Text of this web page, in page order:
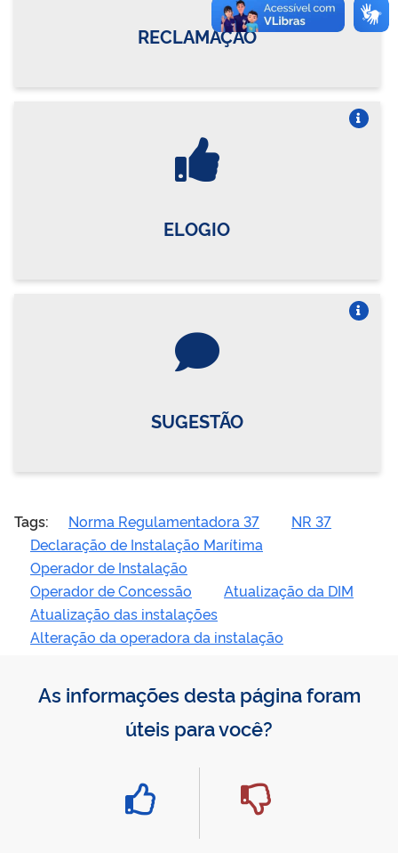
RECLAMAÇÃO
ELOGIO
SUGESTÃO
Tags: Norma Regulamentadora 37
NR 37
Declaração de Instalação Marítima
Operador de Instalação
Operador de Concessão
Atualização da DIM
Atualização das instalações
Alteração da operadora da instalação
As informações desta página foram
úteis para você?